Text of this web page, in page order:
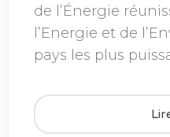
de l’Énergie
l’Energie et de
pays les plus